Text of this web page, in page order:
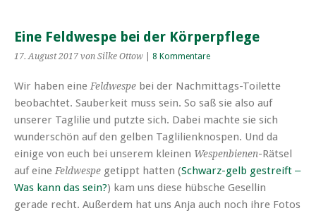
Eine Feldwespe bei der Körperpflege
17. August 2017 von Silke Ottow 8 Kommentare
Wir haben eine Feldwespe bei der Nachmittags-Toilette
beobachtet. Sauberkeit muss sein. So saß sie also auf
unserer Taglilie und putzte sich. Dabei machte sie sich
wunderschön auf den gelben Taglilienknospen. Und da
einige von euch bei unserem kleinen Wespenbienen-Rätsel
auf eine Feldwespe getippt hatten (Schwarz-gelb gestreift ‒
Was kann das sein?) kam uns diese hübsche Gesellin
gerade recht. Außerdem hat uns Anja auch noch ihre Fotos